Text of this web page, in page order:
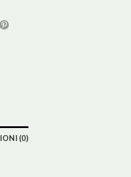
(0)